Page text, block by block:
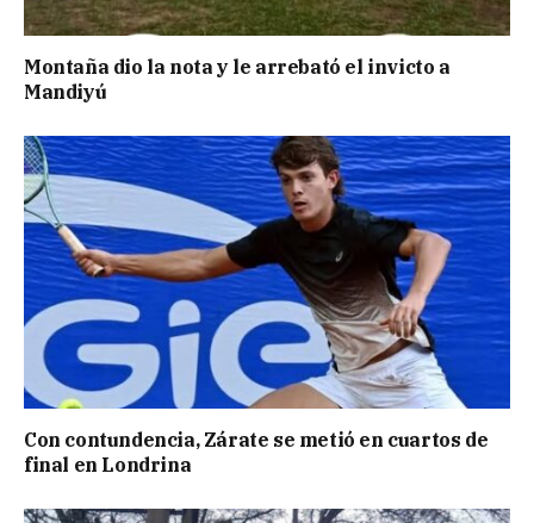
Montaña dio la nota y le arrebató el invicto a
Mandiyú
Con contundencia, Zárate se metió en cuartos de
final en Londrina